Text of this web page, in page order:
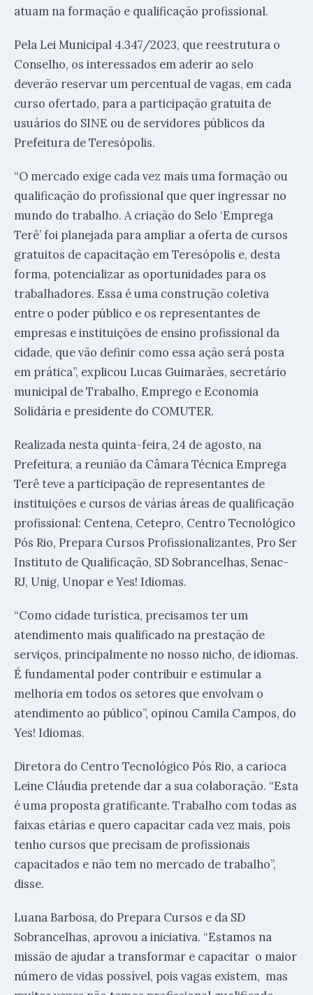
atuam na formação e qualificação profissional.
Pela Lei Municipal 4.347/2023, que reestrutura o
Conselho, os interessados em aderir ao selo
deverão reservar um percentual de vagas, em cada
curso ofertado, para a participação gratuita de
usuários do SINE ou de servidores públicos da
Prefeitura de Teresópolis.
“O mercado exige cada vez mais uma formação ou
qualificação do profissional que quer ingressar no
mundo do trabalho. A criação do Selo ‘Emprega
Terê’ foi planejada para ampliar a oferta de cursos
gratuitos de capacitação em Teresópolis e, desta
forma, potencializar as oportunidades para os
trabalhadores. Essa é uma construção coletiva
entre o poder público e os representantes de
empresas e instituições de ensino profissional da
cidade, que vão definir como essa ação será posta
em prática”, explicou Lucas Guimarães, secretário
municipal de Trabalho, Emprego e Economia
Solidária e presidente do COMUTER.
Realizada nesta quinta-feira, 24 de agosto, na
Prefeitura, a reunião da Câmara Técnica Emprega
Terê teve a participação de representantes de
instituições e cursos de várias áreas de qualificação
profissional: Centena, Cetepro, Centro Tecnológico
Pós Rio, Prepara Cursos Profissionalizantes, Pro Ser
Instituto de Qualificação, SD Sobrancelhas, Senac-
RJ, Unig, Unopar e Yes! Idiomas.
“Como cidade turística, precisamos ter um
atendimento mais qualificado na prestação de
serviços, principalmente no nosso nicho, de idiomas.
É fundamental poder contribuir e estimular a
melhoria em todos os setores que envolvam o
atendimento ao público”, opinou Camila Campos, do
Yes! Idiomas.
Diretora do Centro Tecnológico Pós Rio, a carioca
Leine Cláudia pretende dar a sua colaboração. “Esta
é uma proposta gratificante. Trabalho com todas as
faixas etárias e quero capacitar cada vez mais, pois
tenho cursos que precisam de profissionais
capacitados e não tem no mercado de trabalho”,
disse.
Luana Barbosa, do Prepara Cursos e da SD
Sobrancelhas, aprovou a iniciativa. “Estamos na
missão de ajudar a transformar e capacitar o maior
número de vidas possível, pois vagas existem, mas